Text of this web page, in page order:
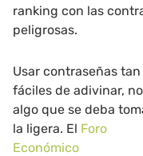
ranking con las
peligrosas.
Usar contraseñas tan
fáciles de adivinar,
algo que se deba
la ligera. El Foro
Económico